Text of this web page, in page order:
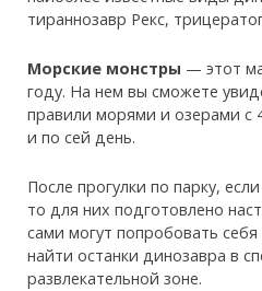
тираннозавр Рекс,
Морские монстры — этот
году. На нем вы сможете
правили морями и озерами с
и по сей день.
После прогулки по парку,
то для них подготовлено
сами могут попробовать
найти останки динозавра в
развлекательной зоне.